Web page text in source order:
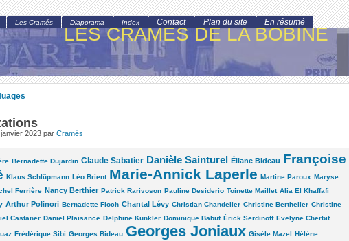
LES CRAMÉS DE LA BOBINE
2023 par Cramés
Bernadette Dujardin Claude Sabatier Danièle Sainturel Éliane Bideau Françoise
Klaus Schlüpmann Léo Brient Marie-Annick Laperle Martine Paroux Maryse
Ferrière Nancy Berthier Patrick Rarivoson Pauline Desiderio Toinette Maillet Alia El Khaffafi
Arthur Polinori Bernadette Floch Chantal Lévy Christian Chandelier Christine Berthelier Christine
Castaner Daniel Plaisance Delphine Kunkler Dominique Babut Érick Serdinoff Evelyne Cherbit
Frédérique Sibi Georges Bideau Georges Joniaux Gisèle Mazel Hélène
Les Cramés Diaporama Index Contact Plan du site En résumé